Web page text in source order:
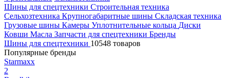
Шины для спецтехники Строительная техника
Сельхозтехника Крупногабаритные шины Складская техника
Грузовые шины Камеры Уплотнительные кольца Диски
Ковши Масла Запчасти для спецтехники Бренды
Шины для спецтехники 10548 товаров
Популярные бренды
Starmaxx
2